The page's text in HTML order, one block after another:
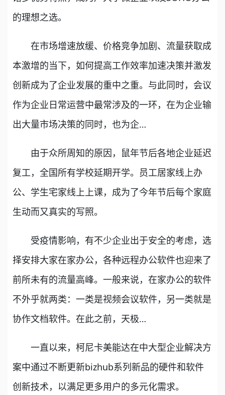
的理想之选。
在市场增速放缓、价格竞争加剧、流量获取成
本激增的当下，如何提高工作效率加速决策并激发
创新成为了企业发展的重中之重。与此同时，会议
作为企业日常运营中最常涉及的一环，在为企业输
出大量市场决策的同时，也为企…
由于众所周知的原因，鼠年节后各地企业延迟
复工，全国所有学校延期开学。员工居家线上办
公、学生宅家线上上课，成为了今年节后每个家庭
生动而又真实的写照。
受疫情影响，有不少企业出于安全的考虑，选
择安排大家在家办公，各种远程办公软件也迎来了
前所未有的流量高峰。一般来说，在家办公的软件
不外乎就两类：一类是视频会议软件，另一类就是
协作文档软件。在此之前，天极…
一直以来，柯尼卡美能达在中大型企业解决方
案中通过不断更新bizhub系列新品的硬件和软件
创新技术，以满足更多用户的多元化需求。